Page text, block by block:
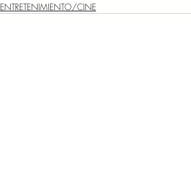
ENTRETENIMIENTO/CINE